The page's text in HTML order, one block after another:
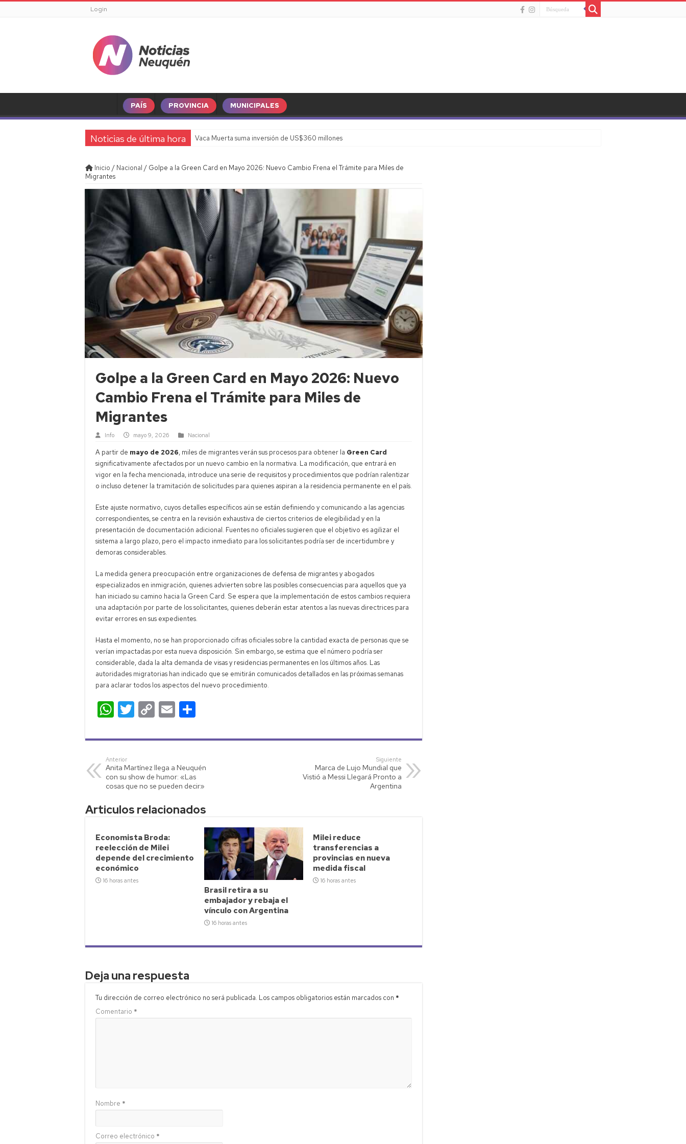
Login
PAÍS PROVINCIA MUNICIPALES
Noticias de última hora Vaca Muerta suma inversión de US$360 millones
Inicio / Nacional / Golpe a la Green Card en Mayo 2026: Nuevo Cambio Frena el Trámite para Miles de
Migrantes
Golpe a la Green Card en Mayo 2026: Nuevo
Cambio Frena el Trámite para Miles de
Migrantes
Info mayo 9, 2026 Nacional
A partir de mayo de 2026, miles de migrantes verán sus procesos para obtener la Green Card
significativamente afectados por un nuevo cambio en la normativa. La modificación, que entrará en
vigor en la fecha mencionada, introduce una serie de requisitos y procedimientos que podrían ralentizar
o incluso detener la tramitación de solicitudes para quienes aspiran a la residencia permanente en el país.
Este ajuste normativo, cuyos detalles específicos aún se están definiendo y comunicando a las agencias
correspondientes, se centra en la revisión exhaustiva de ciertos criterios de elegibilidad y en la
presentación de documentación adicional. Fuentes no oficiales sugieren que el objetivo es agilizar el
sistema a largo plazo, pero el impacto inmediato para los solicitantes podría ser de incertidumbre y
demoras considerables.
La medida genera preocupación entre organizaciones de defensa de migrantes y abogados
especializados en inmigración, quienes advierten sobre las posibles consecuencias para aquellos que ya
han iniciado su camino hacia la Green Card. Se espera que la implementación de estos cambios requiera
una adaptación por parte de los solicitantes, quienes deberán estar atentos a las nuevas directrices para
evitar errores en sus expedientes.
Hasta el momento, no se han proporcionado cifras oficiales sobre la cantidad exacta de personas que se
verían impactadas por esta nueva disposición. Sin embargo, se estima que el número podría ser
considerable, dada la alta demanda de visas y residencias permanentes en los últimos años. Las
autoridades migratorias han indicado que se emitirán comunicados detallados en las próximas semanas
para aclarar todos los aspectos del nuevo procedimiento.
W
at
s
A
p
p
T
tt
C
p
Li
nk
E
ail m
ar
tir
Anterior
Anita Martínez llega a Neuquén
con su show de humor: «Las
cosas que no se pueden decir»
Siguiente
Marca de Lujo Mundial que
Vistió a Messi Llegará Pronto a
Argentina
Articulos relacionados
Economista Broda:
reelección de Milei
depende del crecimiento
económico
16 horas antes
Brasil retira a su
embajador y rebaja el
vínculo con Argentina
16 horas antes
Milei reduce
transferencias a
provincias en nueva
medida fiscal
16 horas antes
Deja una respuesta
Tu dirección de correo electrónico no será publicada. Los campos obligatorios están marcados con *
Comentario *
Nombre *
Correo electrónico *